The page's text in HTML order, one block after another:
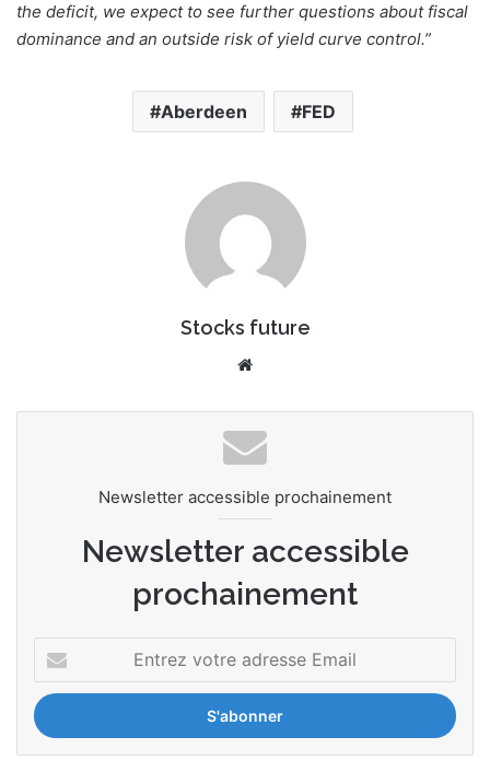
the deficit, we expect to see further questions about fiscal
dominance and an outside risk of yield curve control.”
Aberdeen FED
Stocks future
Newsletter accessible prochainement
Newsletter accessible
prochainement
votre
adresse
Email